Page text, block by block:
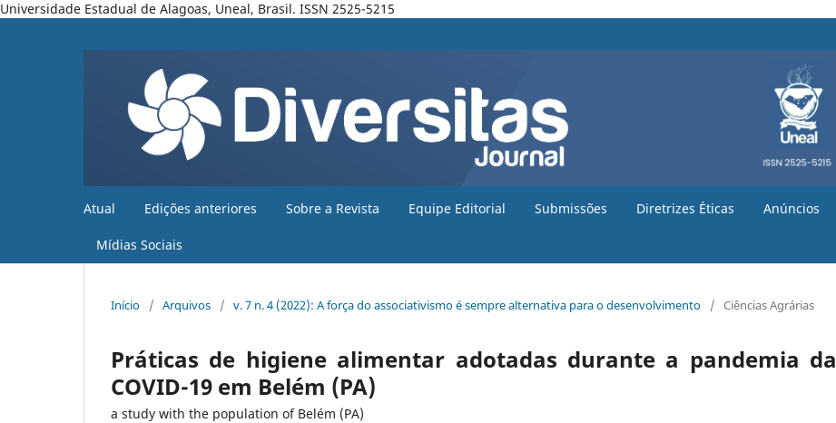
Universidade Estadual de Alagoas, Uneal, Brasil. ISSN 2525-5215
Atual Edições anteriores Sobre a Revista Equipe Editorial Submissões Diretrizes Éticas Anúncios
Mídias Sociais
Início / Arquivos / v. 7 n. 4 (2022): A força do associativismo é sempre alternativa para o desenvolvimento / Ciências Agrárias
Práticas de higiene alimentar adotadas durante a pandemia da
COVID-19 em Belém (PA)
a study with the population of Belém (PA)